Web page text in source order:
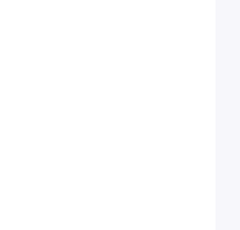
осушения, что
решением для